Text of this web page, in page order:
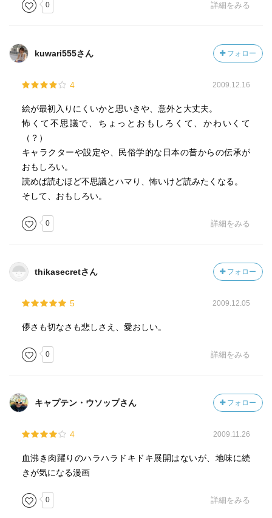
0 詳細をみる
kuwari555さん フォロー
4 2009.12.16
絵が最初入りにくいかと思いきや、意外と大丈夫。
怖くて不思議で、ちょっとおもしろくて、かわいくて
（？）
キャラクターや設定や、民俗学的な日本の昔からの伝承が
おもしろい。
読めば読むほど不思議とハマり、怖いけど読みたくなる。
そして、おもしろい。
0 詳細をみる
thikasecretさん フォロー
5 2009.12.05
儚さも切なさも悲しさえ、愛おしい。
0 詳細をみる
キャプテン・ウソップさん フォロー
4 2009.11.26
血沸き肉躍りのハラハラドキドキ展開はないが、地味に続
きが気になる漫画
0 詳細をみる